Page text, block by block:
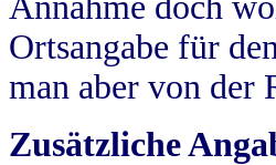
Ortsangabe für
man aber von der
Zusätzliche